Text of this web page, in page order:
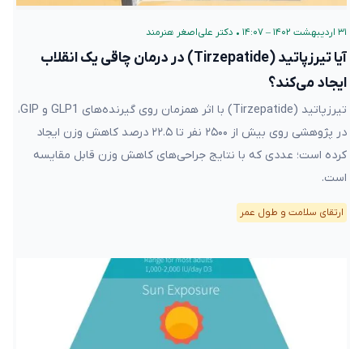
۳۱ اردیبهشت ۱۴۰۲ – ۱۴:۰۷ • دکتر علی‌اصغر هنرمند
آیا تیرزپاتید (Tirzepatide) در درمان چاقی یک انقلاب
ایجاد می‌کند؟
تیرزپاتید (Tirzepatide) با اثر همزمان روی گیرنده‌های GLP1 و GIP،
در پژوهشی روی بیش از ۲۵۰۰ نفر تا ۲۲.۵ درصد کاهش وزن ایجاد
کرده است؛ عددی که با نتایج جراحی‌های کاهش وزن قابل مقایسه
است.
ارتقای سلامت و طول عمر